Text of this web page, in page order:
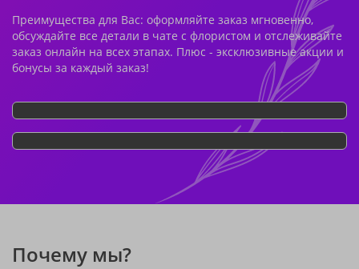
Преимущества для Вас: оформляйте заказ мгновенно,
обсуждайте все детали в чате с флористом и отслеживайте
заказ онлайн на всех этапах. Плюс - эксклюзивные акции и
бонусы за каждый заказ!
Почему мы?